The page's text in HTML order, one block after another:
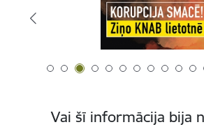
Vai šī informācija bija